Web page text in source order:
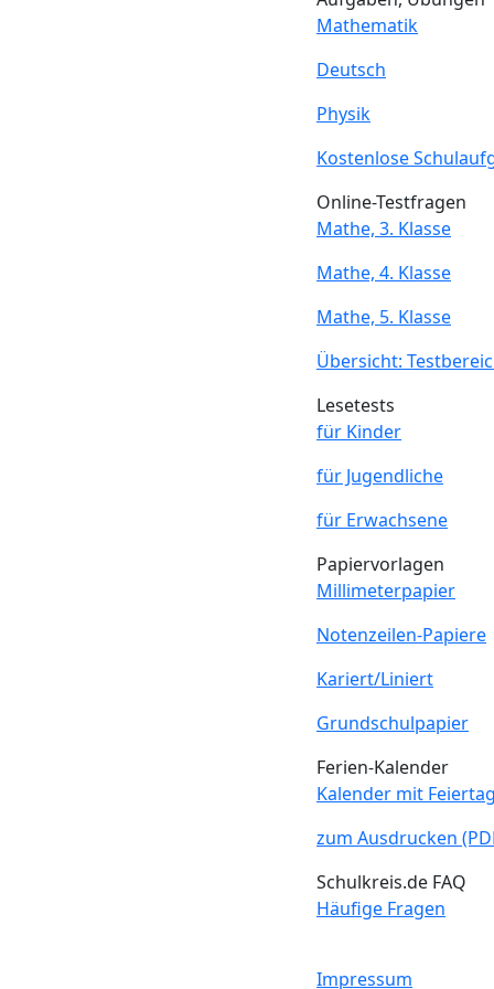
Mathematik
Deutsch
Physik
Kostenlose
Online-Testfragen
Mathe, 3. Klasse
Mathe, 4. Klasse
Mathe, 5. Klasse
Übersicht:
Lesetests
für Kinder
für Jugendliche
für Erwachsene
Papiervorlagen
Millimeterpapier
Notenzeilen-Papiere
Kariert/Liniert
Grundschulpapier
Ferien-Kalender
Kalender mit
zum Ausdrucken
Schulkreis.de FAQ
Häufige Fragen
Impressum